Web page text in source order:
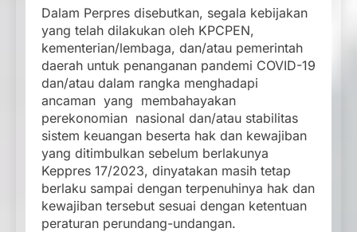
Dalam Perpres disebutkan, segala kebijakan
yang telah dilakukan oleh KPCPEN,
kementerian/lembaga, dan/atau pemerintah
daerah untuk penanganan pandemi COVID-19
dan/atau dalam rangka menghadapi
ancaman yang membahayakan
perekonomian nasional dan/atau stabilitas
sistem keuangan beserta hak dan kewajiban
yang ditimbulkan sebelum berlakunya
Keppres 17/2023, dinyatakan masih tetap
berlaku sampai dengan terpenuhinya hak dan
kewajiban tersebut sesuai dengan ketentuan
peraturan perundang-undangan.